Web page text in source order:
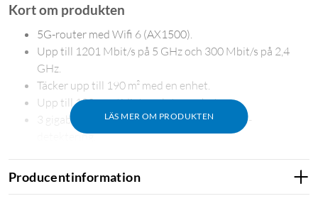
LÄS MER OM PRODUKTEN
Kort om produkten
5G-router med Wifi 6 (AX1500).
Upp till 1201 Mbit/s på 5 GHz och 300 Mbit/s på 2,4
GHz.
Täcker upp till 190 m² med en enhet.
Upp till 120 samtidigt anslutna enheter.
3 gigabit-portar med automatisk WAN/LAN-
detektering.
Producentinformation